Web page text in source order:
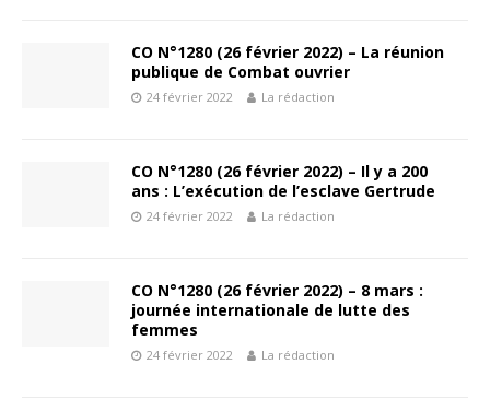
CO N°1280 (26 février 2022) – La réunion
publique de Combat ouvrier
24 février 2022 La rédaction
CO N°1280 (26 février 2022) – Il y a 200
ans : L’exécution de l’esclave Gertrude
24 février 2022 La rédaction
CO N°1280 (26 février 2022) – 8 mars :
journée internationale de lutte des
femmes
24 février 2022 La rédaction